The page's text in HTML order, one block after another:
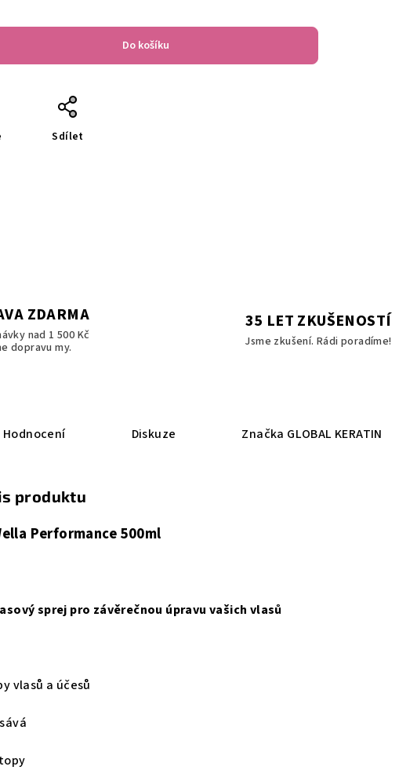
Do košíku
Sdílet
ZDARMA
nad 1 500 Kč
dopravu my.
35 LET ZKUŠENOSTÍ
Jsme zkušení. Rádi poradíme!
Hodnocení Diskuze Značka GLOBAL KERATIN
produktu
Performance 500ml
sprej pro závěrečnou úpravu vašich vlasů
vlasů a účesů